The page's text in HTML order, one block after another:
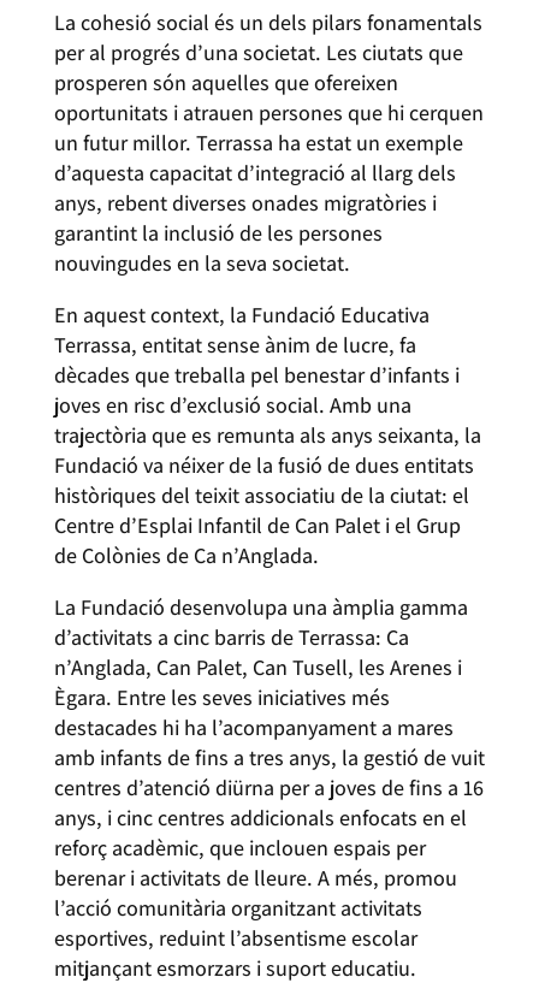
La cohesió social és un dels pilars fonamentals
per al progrés d’una societat. Les ciutats que
prosperen són aquelles que ofereixen
oportunitats i atrauen persones que hi cerquen
un futur millor. Terrassa ha estat un exemple
d’aquesta capacitat d’integració al llarg dels
anys, rebent diverses onades migratòries i
garantint la inclusió de les persones
nouvingudes en la seva societat.
En aquest context, la Fundació Educativa
Terrassa, entitat sense ànim de lucre, fa
dècades que treballa pel benestar d’infants i
joves en risc d’exclusió social. Amb una
trajectòria que es remunta als anys seixanta, la
Fundació va néixer de la fusió de dues entitats
històriques del teixit associatiu de la ciutat: el
Centre d’Esplai Infantil de Can Palet i el Grup
de Colònies de Ca n’Anglada.
La Fundació desenvolupa una àmplia gamma
d’activitats a cinc barris de Terrassa: Ca
n’Anglada, Can Palet, Can Tusell, les Arenes i
Ègara. Entre les seves iniciatives més
destacades hi ha l’acompanyament a mares
amb infants de fins a tres anys, la gestió de vuit
centres d’atenció diürna per a joves de fins a 16
anys, i cinc centres addicionals enfocats en el
reforç acadèmic, que inclouen espais per
berenar i activitats de lleure. A més, promou
l’acció comunitària organitzant activitats
esportives, reduint l’absentisme escolar
mitjançant esmorzars i suport educatiu.